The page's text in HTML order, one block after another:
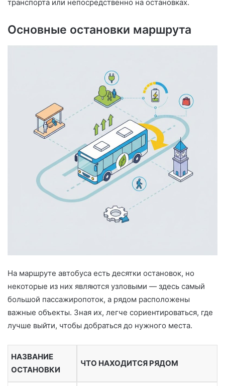
транспорта или непосредственно на остановках.
Основные остановки маршрута
На маршруте автобуса есть десятки остановок, но
некоторые из них являются узловыми — здесь самый
большой пассажиропоток, а рядом расположены
важные объекты. Зная их, легче сориентироваться, где
лучше выйти, чтобы добраться до нужного места.
НАЗВАНИЕ
ОСТАНОВКИ
ЧТО НАХОДИТСЯ РЯДОМ